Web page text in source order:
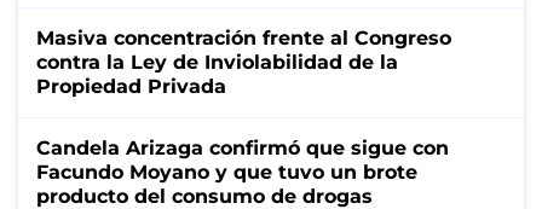
Masiva concentración frente al Congreso
contra la Ley de Inviolabilidad de la
Propiedad Privada
Candela Arizaga confirmó que sigue con
Facundo Moyano y que tuvo un brote
producto del consumo de drogas